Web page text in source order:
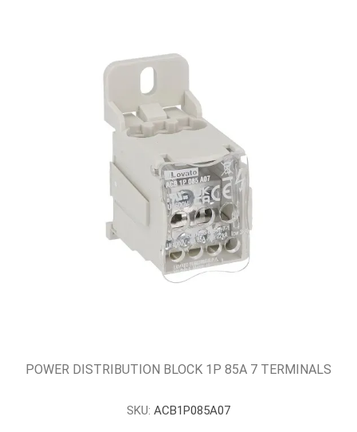
POWER DISTRIBUTION BLOCK 1P 85A 7 TERMINALS
SKU: ACB1P085A07